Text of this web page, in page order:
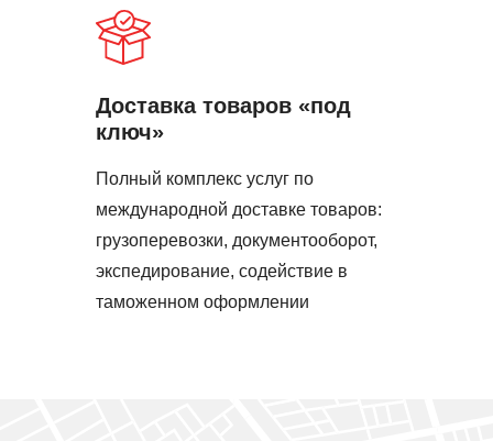
Доставка товаров «под
ключ»
Полный комплекс услуг по
международной доставке товаров:
грузоперевозки, документооборот,
экспедирование, содействие в
таможенном оформлении